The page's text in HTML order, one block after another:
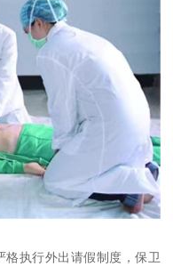
格执行外出请假制度，保卫